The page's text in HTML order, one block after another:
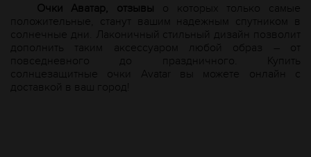
Очки Аватар, отзывы о которых только самые
положительные, станут вашим надежным спутником в
солнечные дни. Лаконичный стильный дизайн позволит
дополнить таким аксессуаром любой образ – от
повседневного до праздничного. Купить
солнцезащитные очки
A vatar вы можете онлайн с
доставкой в ваш город!